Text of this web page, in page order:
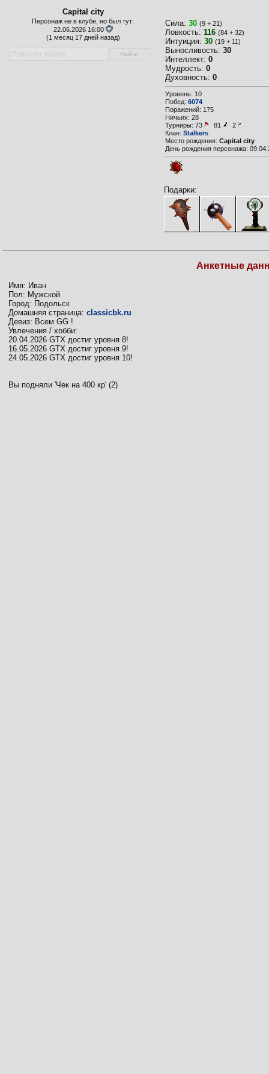
Capital city
Персонаж не в клубе, но был тут:
22.06.2026 16:00
(1 месяц 17 дней назад)
Сила: 30 (9 + 21)
Ловкость: 116 (84 + 32)
Интуиция: 30 (19 + 11)
Выносливость: 30
Интеллект: 0
Мудрость: 0
Духовность: 0
Уровень: 10
Побед: 6074
Поражений: 175
Ничьих: 28
Турниры: 73 81
2
Клан: Stalkers
Место рождения: Capital city
День рождения персонажа:
Подарки:
Анкетные
Имя: Иван
Пол: Мужской
Город: Подольск
Домашняя страница: classicbk.ru
Девиз: Всем GG !
Увлечения / хобби:
20.04.2026 GTX достиг уровня 8!
16.05.2026 GTX достиг уровня 9!
24.05.2026 GTX достиг уровня 10!
Вы подняли 'Чек на 400 кр' (2)